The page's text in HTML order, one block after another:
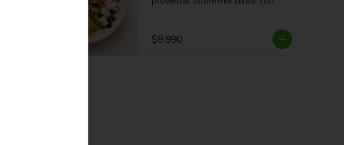
35g grasa - 5g Fibra - 633 Kcal
$9.990